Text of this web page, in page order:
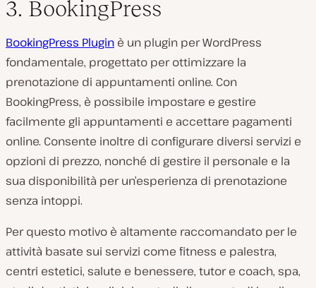
3. BookingPress
BookingPress Plugin è un plugin per WordPress
fondamentale, progettato per ottimizzare la
prenotazione di appuntamenti online. Con
BookingPress, è possibile impostare e gestire
facilmente gli appuntamenti e accettare pagamenti
online. Consente inoltre di configurare diversi servizi e
opzioni di prezzo, nonché di gestire il personale e la
sua disponibilità per un’esperienza di prenotazione
senza intoppi.
Per questo motivo è altamente raccomandato per le
attività basate sui servizi come fitness e palestra,
centri estetici, salute e benessere, tutor e coach, spa,